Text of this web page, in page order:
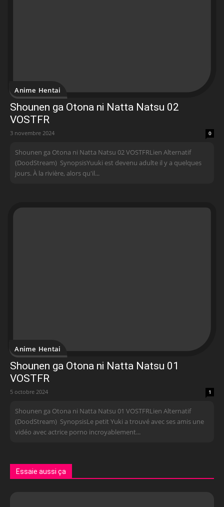
Anime Hentai
Shounen ga Otona ni Natta Natsu 02
VOSTFR
3 novembre 2024 0
Shounen ga Otona ni Natta Natsu 02 VOSTFR Lien Alternatif
(DoodStream) SynopsisYuuki est devenu adulte il y a quelques
jours. À la rivière, alors qu'il...
Anime Hentai
Shounen ga Otona ni Natta Natsu 01
VOSTFR
5 octobre 2024 1
Shounen ga Otona ni Natta Natsu 01 VOSTFR Lien Alternatif
(DoodStream) SynopsisLe petit Yuki a trouvé avec ses amis une
vidéo avec actrice porno incroyablement...
Essaie aussi ça